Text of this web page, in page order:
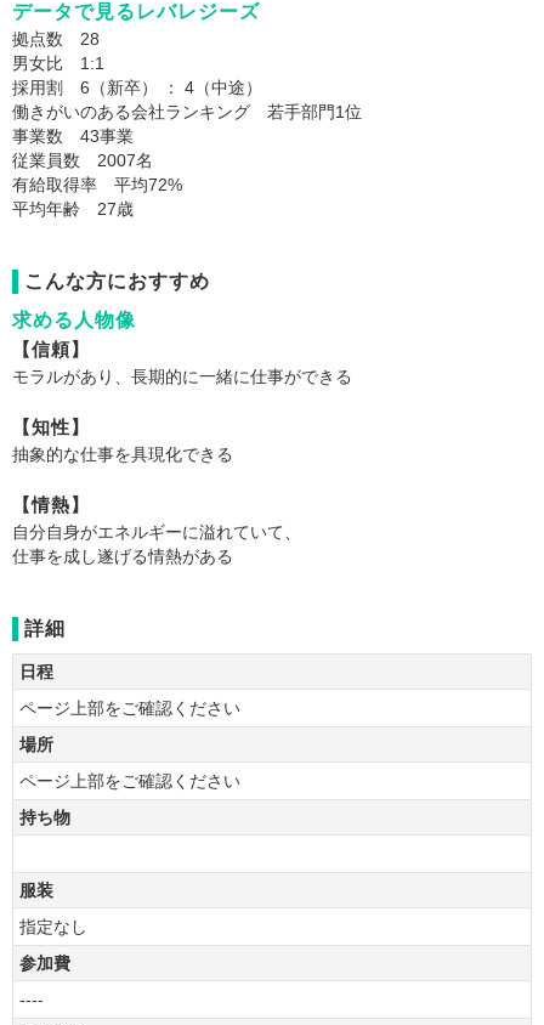
データで見るレバレジーズ
拠点数 28
男女比 1:1
採用割 6（新卒） ： 4（中途）
働きがいのある会社ランキング 若手部門1位
事業数 43事業
従業員数 2007名
有給取得率 平均72%
平均年齢 27歳
こんな方におすすめ
求める人物像
【信頼】
モラルがあり、長期的に一緒に仕事ができる
【知性】
抽象的な仕事を具現化できる
【情熱】
自分自身がエネルギーに溢れていて、
仕事を成し遂げる情熱がある
詳細
日程
ページ上部をご確認ください
場所
ページ上部をご確認ください
持ち物
服装
指定なし
参加費
----